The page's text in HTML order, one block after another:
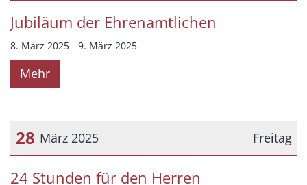
Datum: 8. März 2025
Jubiläum der Ehrenamtlichen
8. März 2025 - 9. März 2025
Mehr
Freitag
28 März 2025
Datum: 28. März 2025
24 Stunden für den Herren